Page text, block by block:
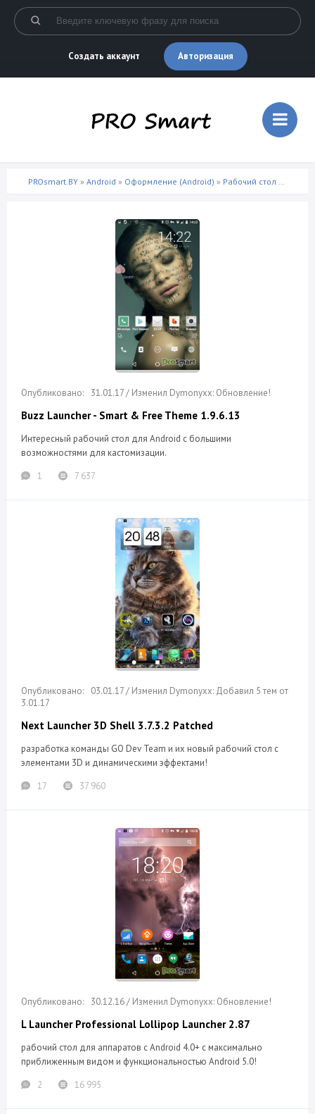
Создать аккаунт Авторизация
PROsmart.BY » Android » Оформление (Android) » Рабочий стол (Android)
31.01.17 / Изменил Dymonyxx: Обновление!
Buzz Launcher - Smart & Free Theme 1.9.6.13
Интересный рабочий стол для Android c большими
возможностями для кастомизации.
1
7 637
03.01.17 / Изменил Dymonyxx: Добавил 5 тем от
3.01.17
Next Launcher 3D Shell 3.7.3.2 Patched
разработка команды GO Dev Team и их новый рабочий стол с
элементами 3D и динамическими эффектами!
17
37 960
30.12.16 / Изменил Dymonyxx: Обновление!
L Launcher Professional Lollipop Launcher 2.87
рабочий стол для аппаратов с Android 4.0+ с макcимально
приближенным видом и функциональностью Android 5.0!
2
16 995